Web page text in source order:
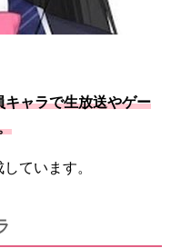
キャラで生放送やゲー
ています。